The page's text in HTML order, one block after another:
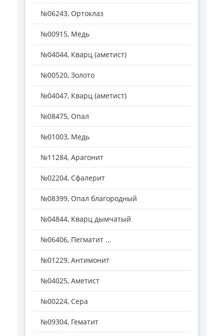
№06243, Ортоклаз
№00915, Медь
№04044, Кварц (аметист)
№00520, Золото
№04047, Кварц (аметист)
№08475, Опал
№01003, Медь
№11284, Арагонит
№02204, Сфалерит
№08399, Опал благородный
№04844, Кварц дымчатый
№06406, Пегматит ...
№01229, Антимонит
№04025, Аметист
№00224, Сера
№09304, Гематит